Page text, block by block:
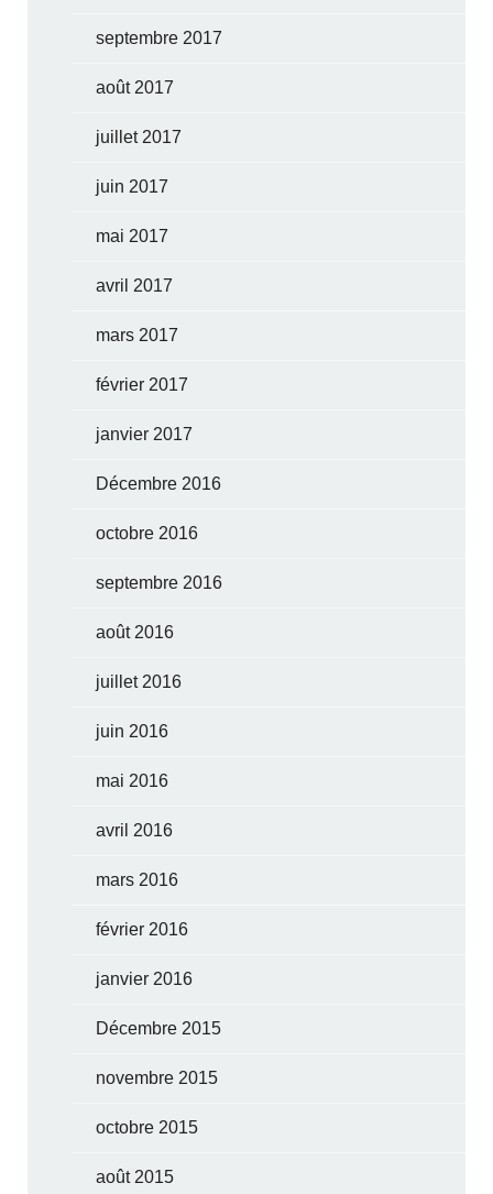
septembre 2017
août 2017
juillet 2017
juin 2017
mai 2017
avril 2017
mars 2017
février 2017
janvier 2017
Décembre 2016
octobre 2016
septembre 2016
août 2016
juillet 2016
juin 2016
mai 2016
avril 2016
mars 2016
février 2016
janvier 2016
Décembre 2015
novembre 2015
octobre 2015
août 2015